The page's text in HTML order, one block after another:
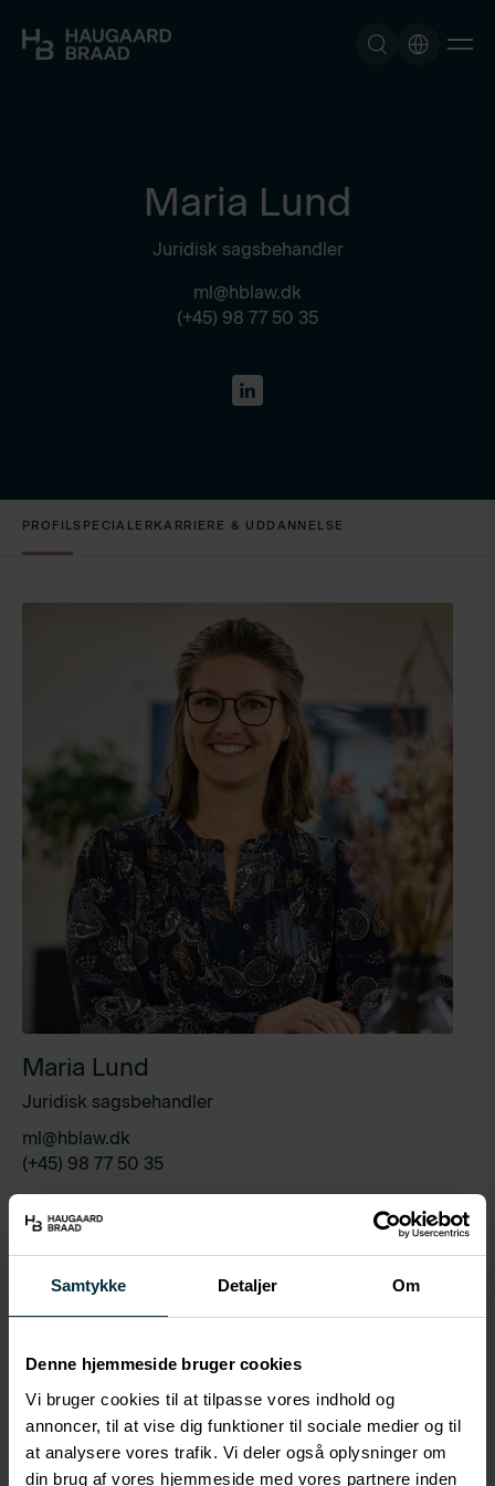
Samtykke Detaljer Om
Denne hjemmeside bruger cookies
Vi bruger cookies til at tilpasse vores indhold og
annoncer, til at vise dig funktioner til sociale medier og til
at analysere vores trafik. Vi deler også oplysninger om
din brug af vores hjemmeside med vores partnere inden
Maria Lund
Juridisk sagsbehandler
ml@hblaw.dk
(+45) 98 77 50 35
PROFILSPECIALERKARRIERE & UDDANNELSE
Maria Lund
Juridisk sagsbehandler
ml@hblaw.dk
(+45) 98 77 50 35
Profil
Maria har arbejdet med konkursboer,
tvangsopløsningssager, likvidationer og
vigtig ressource hos HaugaardBraad siden 2016. Med
sin dybe juridiske indsigt og strukturerede tilgang
sikrer hun effektiv og grundig behandling af
komplekse sager. Maria er kendt for sin præcision og